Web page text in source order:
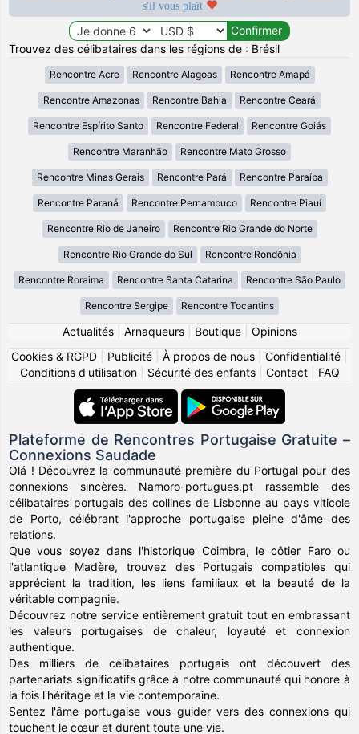
s'il vous plaît
Trouvez des célibataires dans les régions de : Brésil
Rencontre Acre Rencontre Alagoas Rencontre Amapá
Rencontre Amazonas Rencontre Bahia Rencontre Ceará
Rencontre Espírito Santo Rencontre Federal Rencontre Goiás
Rencontre Maranhão Rencontre Mato Grosso
Rencontre Minas Gerais Rencontre Pará Rencontre Paraíba
Rencontre Paraná Rencontre Pernambuco Rencontre Piauí
Rencontre Rio de Janeiro Rencontre Rio Grande do Norte
Rencontre Rio Grande do Sul Rencontre Rondônia
Rencontre Roraima Rencontre Santa Catarina Rencontre São Paulo
Rencontre Sergipe Rencontre Tocantins
Actualités| Arnaqueurs| Boutique| Opinions
Cookies & RGPD
Publicité À propos de nous Confidentialité
Conditions d'utilisation| Sécurité des enfants| Contact| FAQ
Plateforme de Rencontres Portugaise Gratuite –
Connexions Saudade
Olá ! Découvrez la communauté première du Portugal pour des
connexions sincères. Namoro-portugues.pt rassemble des
célibataires portugais des collines de Lisbonne au pays viticole
de Porto, célébrant l'approche portugaise pleine d'âme des
relations.
Que vous soyez dans l'historique Coimbra, le côtier Faro ou
l'atlantique Madère, trouvez des Portugais compatibles qui
apprécient la tradition, les liens familiaux et la beauté de la
véritable compagnie.
Découvrez notre service entièrement gratuit tout en embrassant
les valeurs portugaises de chaleur, loyauté et connexion
authentique.
Des milliers de célibataires portugais ont découvert des
partenariats significatifs grâce à notre communauté qui honore à
la fois l'héritage et la vie contemporaine.
Sentez l'âme portugaise vous guider vers des connexions qui
touchent le cœur et durent toute une vie.